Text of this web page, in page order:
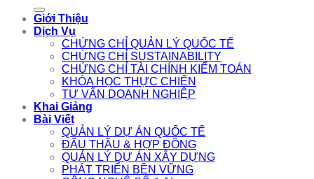
Giới Thiệu
Dịch Vụ
CHỨNG CHỈ QUẢN LÝ QUỐC TẾ
CHỨNG CHỈ SUSTAINABILITY
CHỨNG CHỈ TÀI CHÍNH KIỂM TOÁN
KHÓA HỌC THỰC CHIẾN
TƯ VẤN DOANH NGHIỆP
Khai Giảng
Bài Viết
QUẢN LÝ DỰ ÁN QUỐC TẾ
ĐẤU THẦU & HỢP ĐỒNG
QUẢN LÝ DỰ ÁN XÂY DỰNG
PHÁT TRIỂN BỀN VỮNG